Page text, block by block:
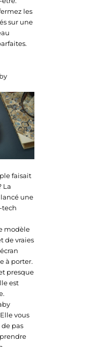
les
sur une
faisait
La
une
tech
modèle
de vraies
à porter.
presque
est
vous
pas